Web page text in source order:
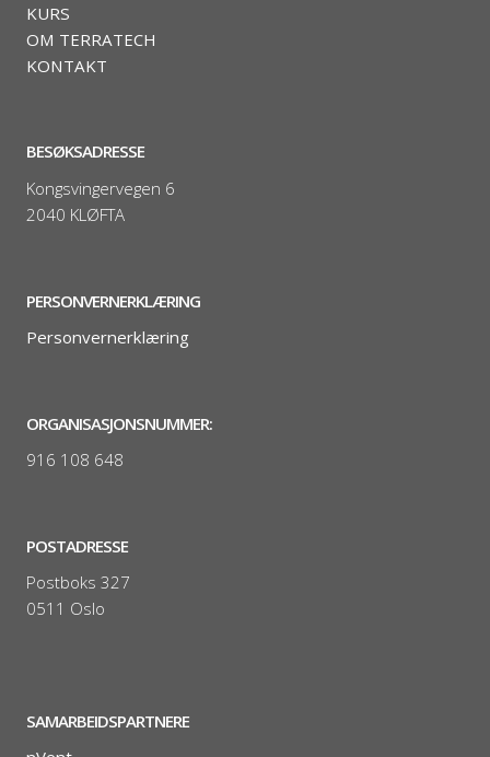
KURS
OM TERRATECH
KONTAKT
BESØKSADRESSE
Kongsvingervegen 6
2040 KLØFTA
PERSONVERNERKLÆRING
Personvernerklæring
ORGANISASJONSNUMMER:
916 108 648
POSTADRESSE
Postboks 327
0511 Oslo
SAMARBEIDSPARTNERE